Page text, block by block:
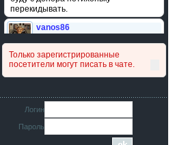
перекидывать.
vanos86
сравнивал подушку акпп бензиновой и
дизельной машины намера
4578063AG и 4578061AG? По фото
iMrCoffeeBLR4
11 июля 2026
[b]era124[/b],
Ага понял буду знать спасибо
Только зарегистрированные
посетители могут писать в чате.
Логин
Пароль